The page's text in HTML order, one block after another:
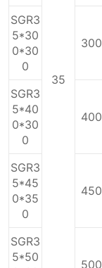
35
SGR3
5*30
0*30
0
300
SGR3
5*40
0*30
0
400
SGR3
5*45
0*35
0
450
SGR3
5*50
500